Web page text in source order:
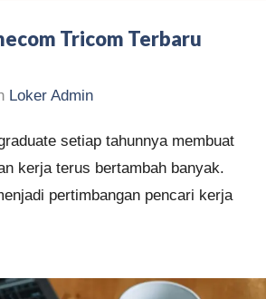
Tricom Terbaru
Loker Admin
setiap tahunnya membuat
kerja terus bertambah banyak.
pertimbangan pencari kerja